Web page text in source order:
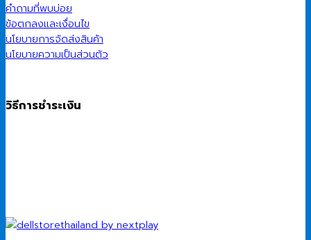
คำถามที่พบบ่อย
ข้อตกลงและเงื่อนไข
นโยบายการจัดส่งสินค้า
นโยบายความเป็นส่วนตัว
วิธีการชำระเงิน